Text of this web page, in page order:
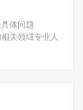
体问题
关领域专业人